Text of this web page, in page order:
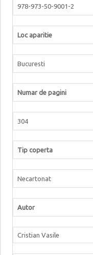
978-973-50-9001-2
Loc aparitie
Bucuresti
Numar de pagini
304
Tip coperta
Necartonat
Autor
Cristian Vasile